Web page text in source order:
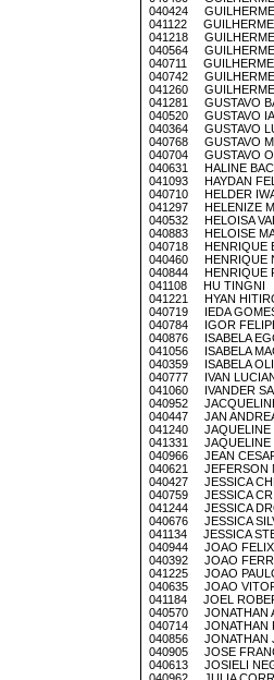
040424 GUILHERME
041122 GUILHERME
041218 GUILHERME
040564 GUILHERME
040711 GUILHERME
040742 GUILHERME
041260 GUILHERME
041281 GUSTAVO
040520 GUSTAVO
040364 GUSTAVO
040768 GUSTAVO
040704 GUSTAVO
040631 HALINE
041093 HAYDAN
040710 HELDER
041297 HELENIZE
040532 HELOISA
040883 HELOISE
040718 HENRIQUE
040460 HENRIQUE
040844 HENRIQUE
041108 HU TINGNI
041221 HYAN
040719 IEDA
040784 IGOR
040876 ISABELA
041056 ISABELA
040359 ISABELA
040777 IVAN
041060 IVANDER
040952
040447 JAN
041240 JAQUELINE
041331 JAQUELINE
040966 JEAN
040621 JEFERSON
040427 JESSICA
040759 JESSICA
041244 JESSICA
040676 JESSICA
041134 JESSICA
040944 JOAO FELIX
040392 JOAO
041225 JOAO
040635 JOAO
041184 JOEL
040570 JONATHAN
040714 JONATHAN
040856 JONATHAN
040905 JOSE
040613 JOSIELI